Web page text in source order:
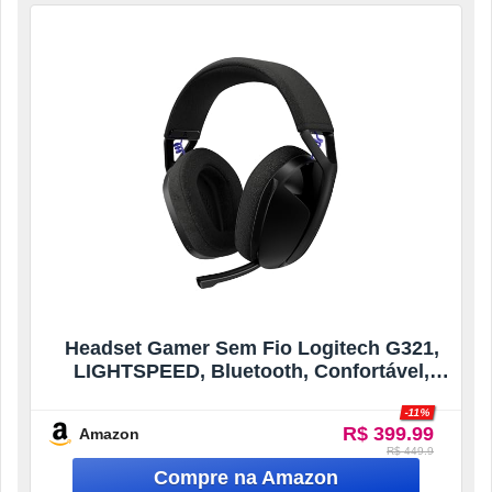
Headset Gamer Sem Fio Logitech G321,
LIGHTSPEED, Bluetooth, Confortável,
horas de duração. Compatível com PC,
PS4, PS5, Nintendo Switch, Smartphone –
Preto
Amazon R$ 399.99
-11%
R$ 449.9